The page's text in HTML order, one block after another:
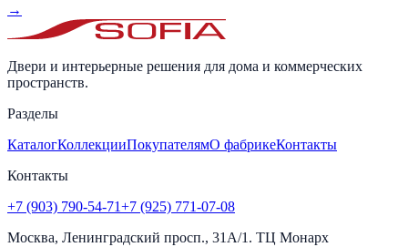
→
Двери и интерьерные решения для дома и коммерческих
пространств.
Разделы
КаталогКоллекцииПокупателямО фабрикеКонтакты
Контакты
+7 (903) 790-54-71+7 (925) 771-07-08
Москва, Ленинградский просп., 31А/1. ТЦ Монарх